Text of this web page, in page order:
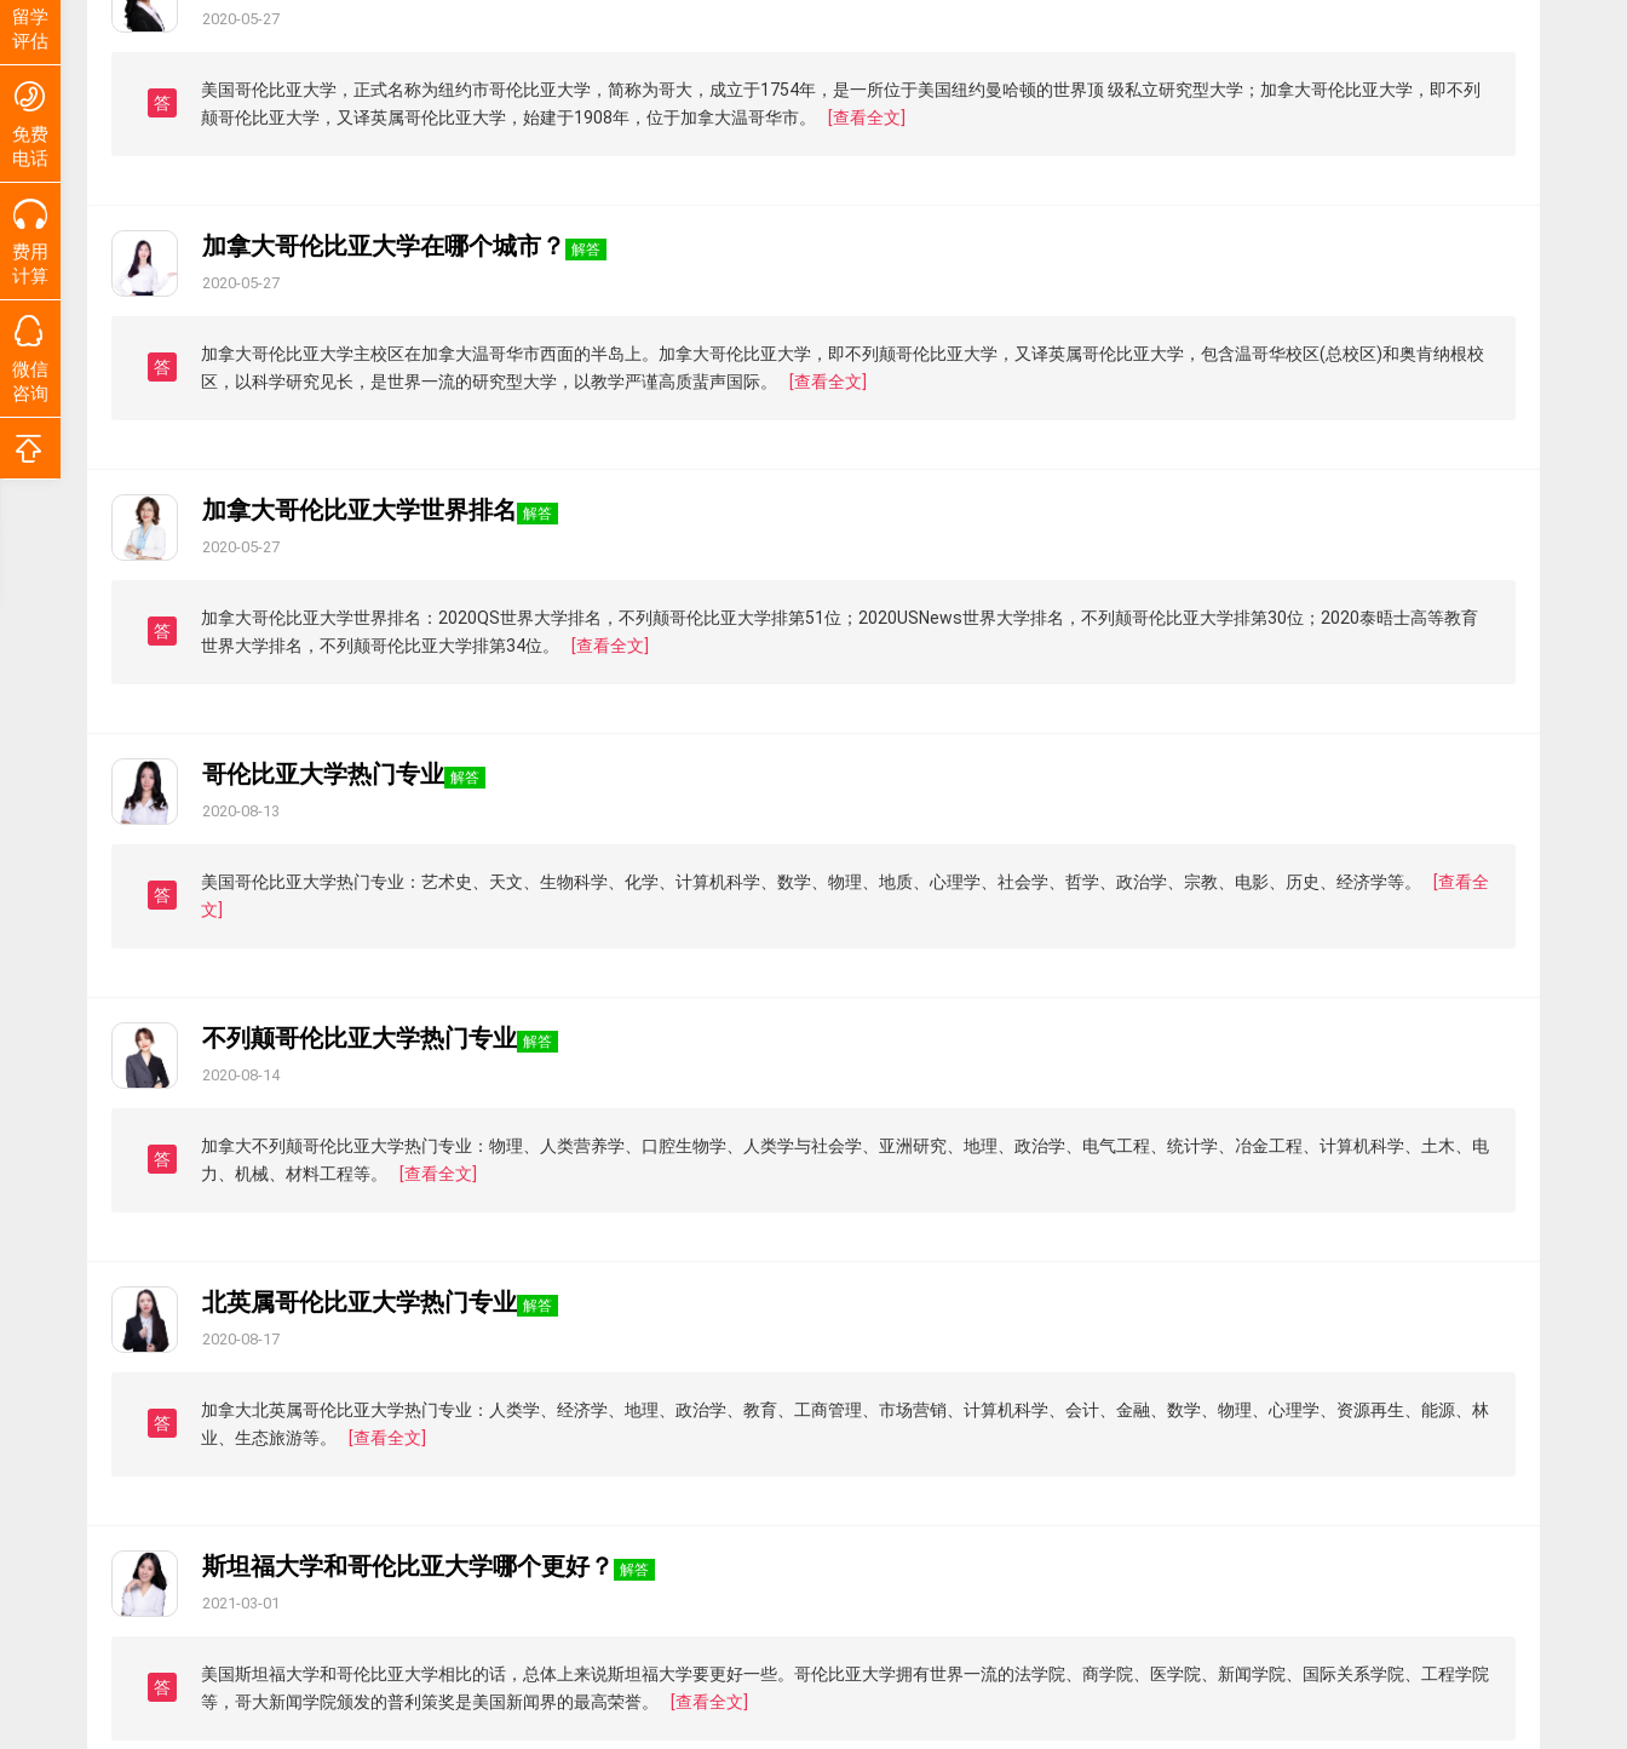
2020-05-27
答
美国哥伦比亚大学，正式名称为纽约市哥伦比亚大学，简称为哥大，成立于1754年，是一所位于美国纽约曼哈顿的世界顶 级私立研究型大学；加拿大哥伦比亚大学，即不列
颠哥伦比亚大学，又译英属哥伦比亚大学，始建于1908年，位于加拿大温哥华市。
[查看全文]
加拿大哥伦比亚大学在哪个城市？ 解答
2020-05-27
答
加拿大哥伦比亚大学主校区在加拿大温哥华市西面的半岛上。加拿大哥伦比亚大学，即不列颠哥伦比亚大学，又译英属哥伦比亚大学，包含温哥华校区(总校区)和奥肯纳根校
区，以科学研究见长，是世界一流的研究型大学，以教学严谨高质蜚声国际。
[查看全文]
加拿大哥伦比亚大学世界排名 解答
2020-05-27
答
加拿大哥伦比亚大学世界排名：2020QS世界大学排名，不列颠哥伦比亚大学排第51位；2020USNews世界大学排名，不列颠哥伦比亚大学排第30位；2020泰晤士高等教育
世界大学排名，不列颠哥伦比亚大学排第34位。
[查看全文]
哥伦比亚大学热门专业 解答
2020-08-13
答
美国哥伦比亚大学热门专业：艺术史、天文、生物科学、化学、计算机科学、数学、物理、地质、心理学、社会学、哲学、政治学、宗教、电影、历史、经济学等。
[查看全
文]
不列颠哥伦比亚大学热门专业 解答
2020-08-14
答
加拿大不列颠哥伦比亚大学热门专业：物理、人类营养学、口腔生物学、人类学与社会学、亚洲研究、地理、政治学、电气工程、统计学、冶金工程、计算机科学、土木、电
力、机械、材料工程等。
[查看全文]
北英属哥伦比亚大学热门专业 解答
2020-08-17
答
加拿大北英属哥伦比亚大学热门专业：人类学、经济学、地理、政治学、教育、工商管理、市场营销、计算机科学、会计、金融、数学、物理、心理学、资源再生、能源、林
业、生态旅游等。
[查看全文]
斯坦福大学和哥伦比亚大学哪个更好？ 解答
2021-03-01
答
美国斯坦福大学和哥伦比亚大学相比的话，总体上来说斯坦福大学要更好一些。哥伦比亚大学拥有世界一流的法学院、商学院、医学院、新闻学院、国际关系学院、工程学院
等，哥大新闻学院颁发的普利策奖是美国新闻界的最高荣誉。
[查看全文]
留学
评估
免费
电话
费用
计算
微信
咨询